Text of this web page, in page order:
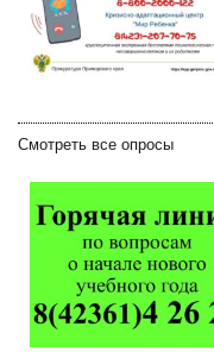
Смотреть все опросы